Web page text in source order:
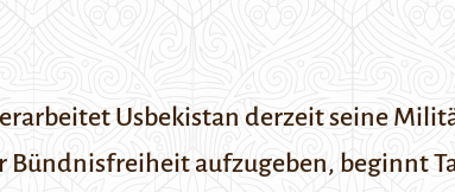
Usbekistan derzeit seine
aufzugeben, beginnt